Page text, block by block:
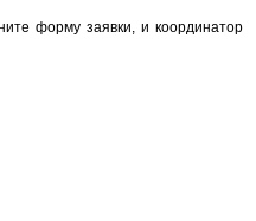
форму заявки, и координатор